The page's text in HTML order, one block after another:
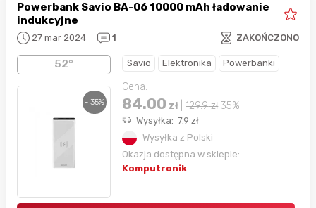
Powerbank Savio BA-06 10000 mAh ładowanie
indukcyjne
27 mar 2024 1 ZAKOŃCZONO
52° Savio Elektronika Powerbanki
- 35%
Cena:
84.00 zł 129.9zł 35%
Wysyłka: 7.9 zł
Wysyłka z Polski
Okazja dostępna w sklepie:
Komputronik